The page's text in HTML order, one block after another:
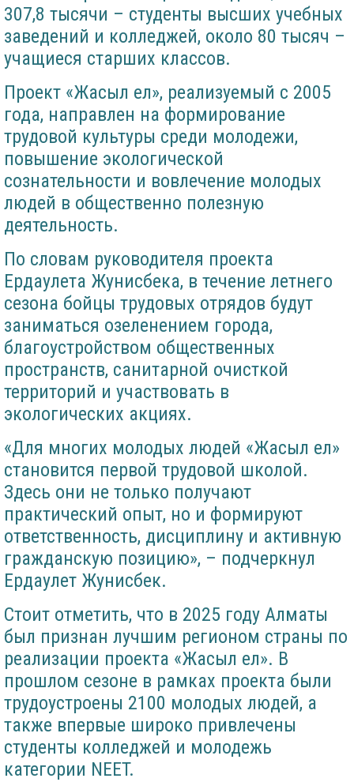
307,8 тысячи – студенты высших учебных
заведений и колледжей, около 80 тысяч –
учащиеся старших классов.
Проект «Жасыл ел», реализуемый с 2005
года, направлен на формирование
трудовой культуры среди молодежи,
повышение экологической
сознательности и вовлечение молодых
людей в общественно полезную
деятельность.
По словам руководителя проекта
Ердаулета Жунисбека, в течение летнего
сезона бойцы трудовых отрядов будут
заниматься озеленением города,
благоустройством общественных
пространств, санитарной очисткой
территорий и участвовать в
экологических акциях.
«Для многих молодых людей «Жасыл ел»
становится первой трудовой школой.
Здесь они не только получают
практический опыт, но и формируют
ответственность, дисциплину и активную
гражданскую позицию», – подчеркнул
Ердаулет Жунисбек.
Стоит отметить, что в 2025 году Алматы
был признан лучшим регионом страны по
реализации проекта «Жасыл ел». В
прошлом сезоне в рамках проекта были
трудоустроены 2100 молодых людей, а
также впервые широко привлечены
студенты колледжей и молодежь
категории NEET.